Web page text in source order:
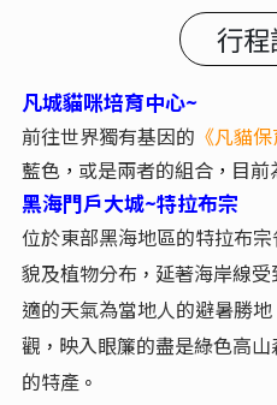
行程
凡城貓咪培育中心~
前往世界獨有基因的 《凡貓
藍色， 或是兩者的組合， 目
黑海門戶大城~特拉布宗
位於東部黑海地區的特拉布
貌及植物分布 ， 延著海岸線
適的天氣為當地人的避暑勝地
觀 ， 映入眼簾的盡是綠色高山
的特產。